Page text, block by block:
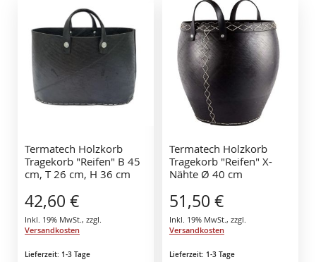
Termatech Holzkorb
Tragekorb "Reifen" B 45
cm, T 26 cm, H 36 cm
42,60 €
Inkl. 19% MwSt. , zzgl.
Versandkosten
Lieferzeit: 1-3 Tage
Termatech Holzkorb
Tragekorb "Reifen" X-
Nähte Ø 40 cm
51,50 €
Inkl. 19% MwSt. , zzgl.
Versandkosten
Lieferzeit: 1-3 Tage